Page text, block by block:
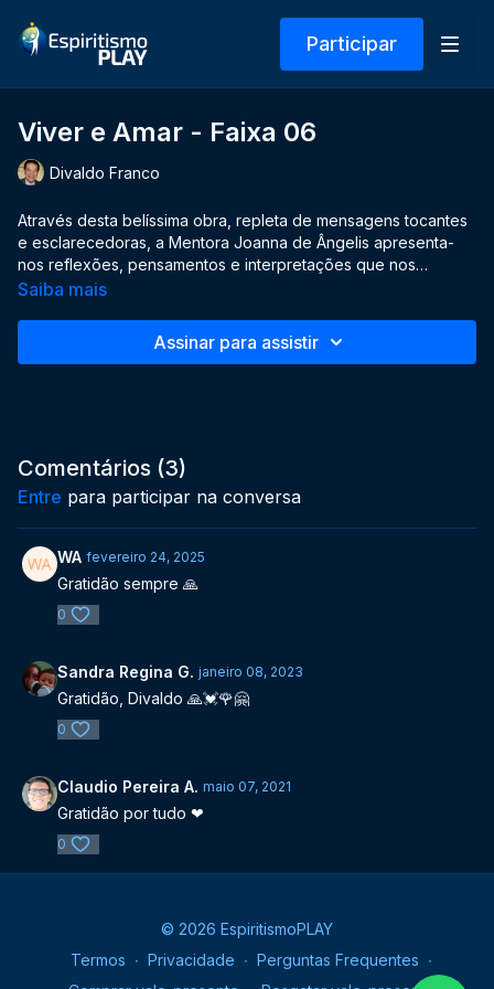
Participar
Viver e Amar - Faixa 06
Divaldo Franco
Através desta belíssima obra, repleta de mensagens tocantes
e esclarecedoras, a Mentora Joanna de Ângelis apresenta-
nos reflexões, pensamentos e interpretações que nos
ensinam a viver uma vida plena de amor. A autora espiritual
médium e orador espírita Divaldo Franco, você descobrirá
Saiba mais
Assinar para assistir
Comentários (3)
Entre para participar na conversa
WA fevereiro 24, 2025
Gratidão sempre 🙏
0
Sandra Regina G. janeiro 08, 2023
Gratidão, Divaldo 🙏💓🌹🤗
0
Claudio Pereira A. maio 07, 2021
Gratidão por tudo ❤
0
© 2026 EspiritismoPLAY
Termos ∙ Privacidade ∙ Perguntas Frequentes ∙